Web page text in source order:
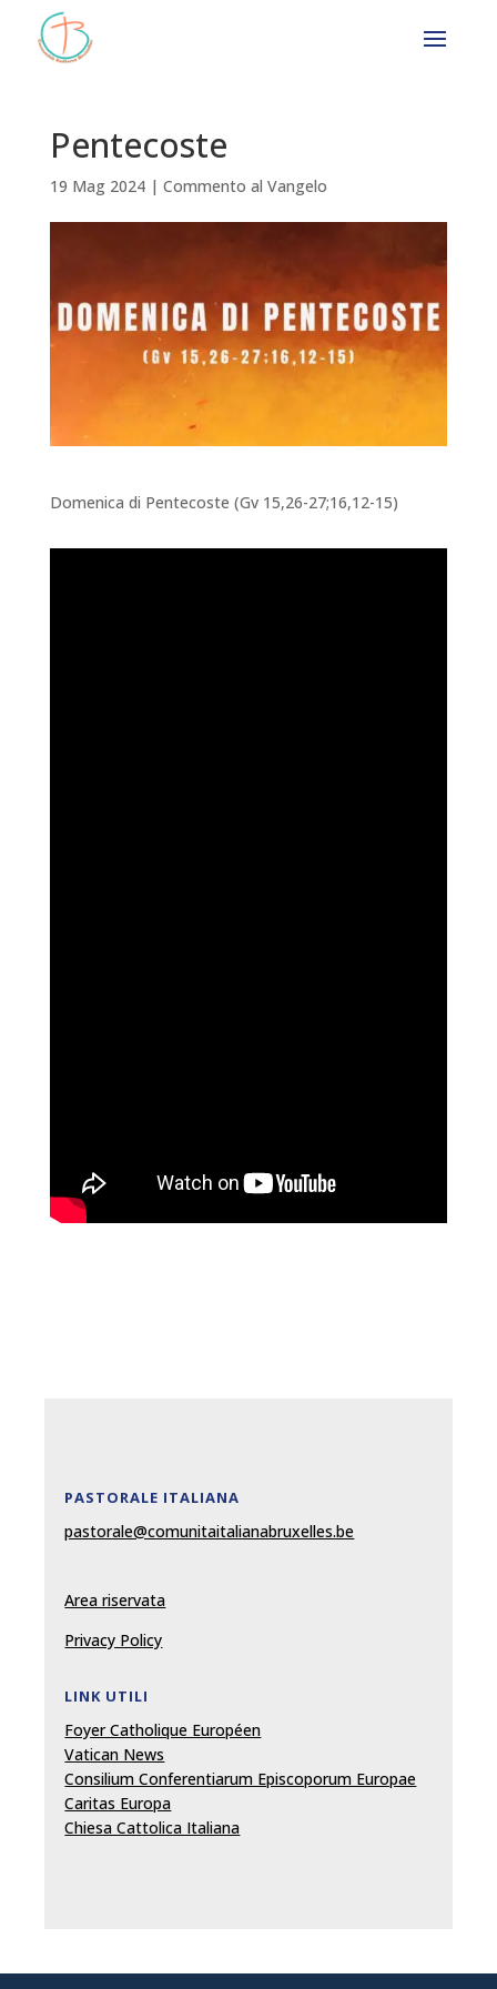
Pentecoste
19 Mag 2024| Commento al Vangelo
Domenica di Pentecoste (Gv 15,26-27;16,12-15)
PASTORALE ITALIANA
pastorale@comunitaitalianabruxelles.be
Area riservata
Privacy Policy
LINK UTILI
Foyer Catholique Européen
Vatican News
Consilium Conferentiarum Episcoporum Europae
Caritas Europa
Chiesa Cattolica Italiana